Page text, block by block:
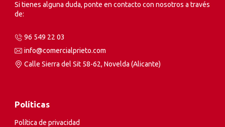
Si tienes alguna duda, ponte en contacto con nosotros a través
de:
96 549 22 03
info@comercialprieto.com
Calle Sierra del Sit 58-62, Novelda (Alicante)
Políticas
Política de privacidad